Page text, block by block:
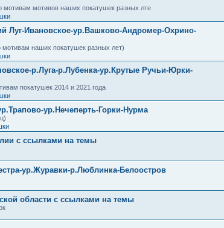
мотивов наших покатушек разных лте
Луг-Ивановское-ур.Вашково-Андромер-Охрино-
мотивам наших покатушек разных лет)
р.Луга-р.Лубенка-ур.Крутые Ручьи-Юрки-
покатушек 2014 и 2021 года
ур.Нечеперть-Горки-Нурма
с ссылками на темы
ур.Журавки-р.Люблинка-Белоостров
области с ссылками на темы